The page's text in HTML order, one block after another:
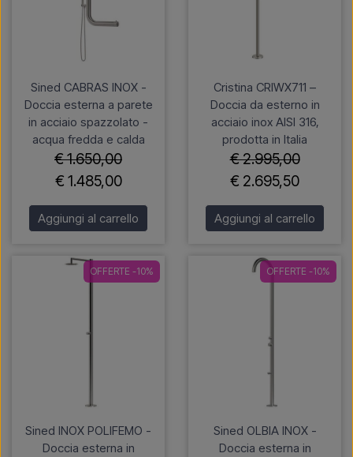
Sined CABRAS INOX -
Doccia esterna a parete
in acciaio spazzolato -
acqua fredda e calda
€ 1.650,00
€ 1.485,00
Aggiungi al carrello
Cristina CRIWX711 –
Doccia da esterno in
acciaio inox AISI 316,
prodotta in Italia
€ 2.995,00
€ 2.695,50
Aggiungi al carrello
OFFERTE -10%
Sined INOX POLIFEMO -
Doccia esterna in
OFFERTE -10%
Sined OLBIA INOX -
Doccia esterna in